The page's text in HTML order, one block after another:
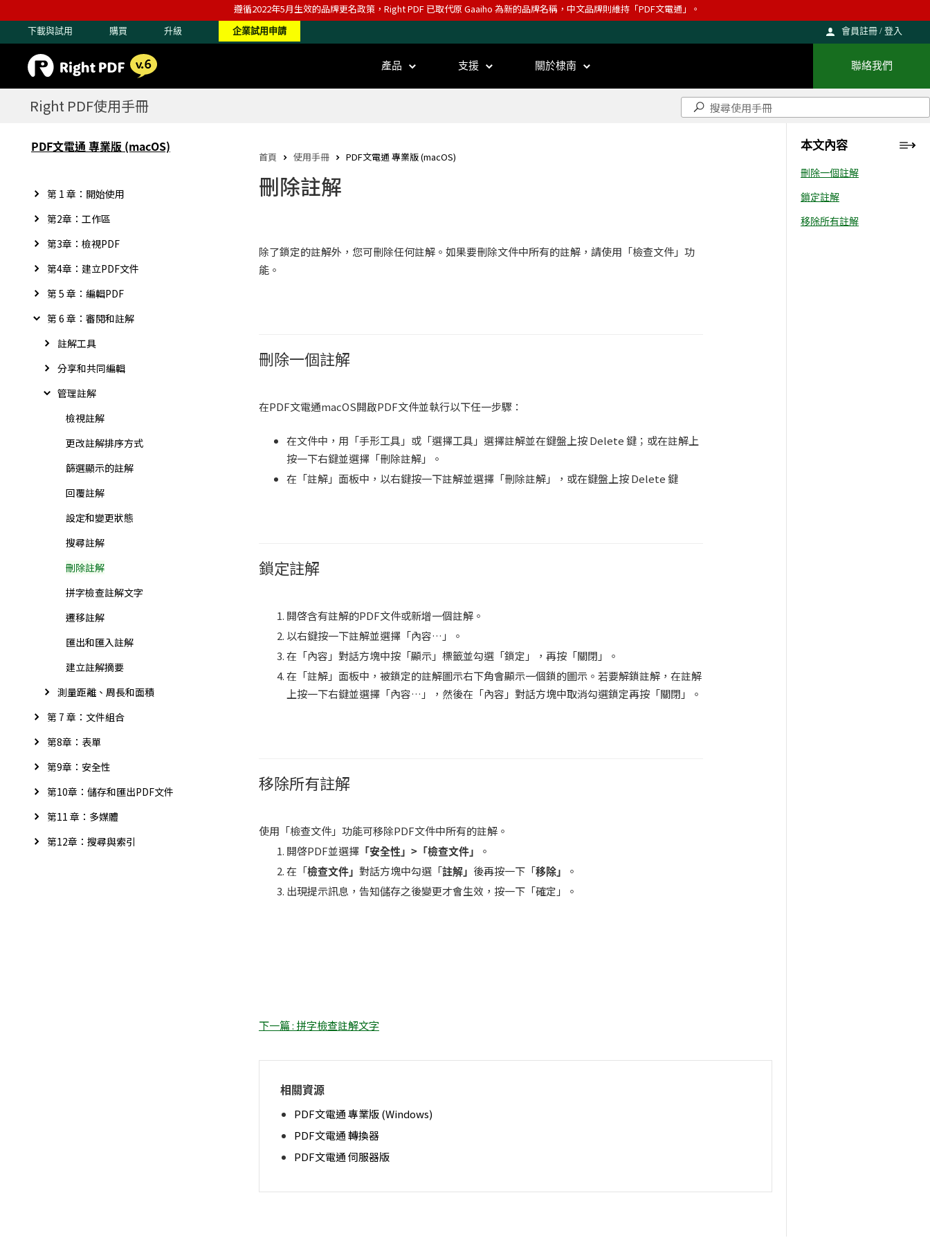
遵循2022年5月生效的品牌更名政策，Right PDF 已取代原 Gaaiho 為新的品牌名稱，中文品牌則維持「PDF文電通」。
下載與試用 購買 升級 企業試用申請 會員註冊 / 登入
產品 支援 關於棣南 聯絡我們
Right PDF使用手冊
PDF文電通 專業版 (macOS)
第 1 章：開始使用
第2章：工作區
第3章：檢視PDF
第4章：建立PDF文件
第 5 章：編輯PDF
第 6 章：審閱和註解
註解工具
分享和共同編輯
管理註解
檢視註解
更改註解排序方式
篩選顯示的註解
回覆註解
設定和變更狀態
搜尋註解
刪除註解
拼字檢查註解文字
遷移註解
匯出和匯入註解
建立註解摘要
測量距離、周長和面積
第 7 章：文件組合
第8章：表單
第9章：安全性
第10章：儲存和匯出PDF文件
第11 章：多媒體
第12章：搜尋與索引
首頁 使用手冊 PDF文電通 專業版 (macOS)
刪除註解
除了鎖定的註解外，您可刪除任何註解。如果要刪除文件中所有的註解，請使用「檢查文件」功
能。
刪除一個註解
在PDF文電通macOS開啟PDF文件並執行以下任一步驟：
在文件中，用「手形工具」或「選擇工具」選擇註解並在鍵盤上按 Delete 鍵；或在註解上
按一下右鍵並選擇「刪除註解」。
在「註解」面板中，以右鍵按一下註解並選擇「刪除註解」，或在鍵盤上按 Delete 鍵
鎖定註解
開啓含有註解的PDF文件或新增一個註解。
以右鍵按一下註解並選擇「內容…」。
在「內容」對話方塊中按「顯示」標籤並勾選「鎖定」，再按「關閉」。
在「註解」面板中，被鎖定的註解圖示右下角會顯示一個鎖的圖示。若要解鎖註解，在註解
上按一下右鍵並選擇「內容…」，然後在「內容」對話方塊中取消勾選鎖定再按「關閉」。
移除所有註解
使用「檢查文件」功能可移除PDF文件中所有的註解。
開啓PDF並選擇「安全性」>「檢查文件」
。
在「檢查文件」 對話方塊中勾選「註解」 後再按一下「移除」
。
出現提示訊息，告知儲存之後變更才會生效，按一下「確定」。
下一篇 : 拼字檢查註解文字
相關資源
PDF文電通 專業版 (Windows)
PDF文電通 轉換器
PDF文電通 伺服器版
本文內容
刪除一個註解
鎖定註解
移除所有註解